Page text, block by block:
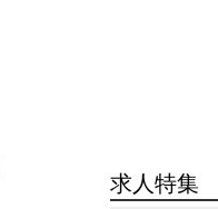
求人特集